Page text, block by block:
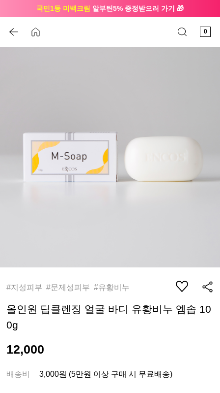
국민1등 미백크림 알부틴5% 증정받으러 가기 🎁
0
#지성피부 #문제성피부 #유황비누
올인원 딥클렌징 얼굴 바디 유황비누 엠솝 10
0g
12,000
배송비 3,000원 (5만원 이상 구매 시 무료배송)